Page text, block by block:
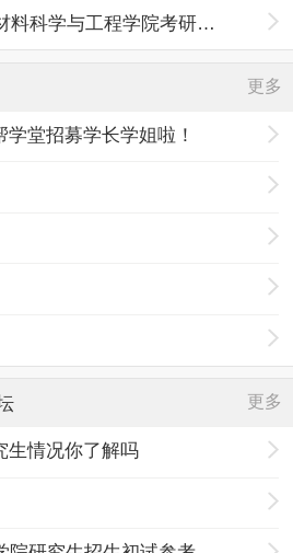
2014年天津城建大学材料科学与工程学院考研复试细则
更多
学堂招募学长学姐啦！
更多
生情况你了解吗